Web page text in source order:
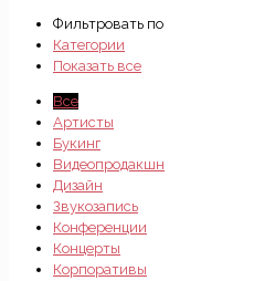
Фильтровать по
Категории
Показать все
Все
Артисты
Букинг
Видеопродакшн
Дизайн
Звукозапись
Конференции
Концерты
Корпоративы